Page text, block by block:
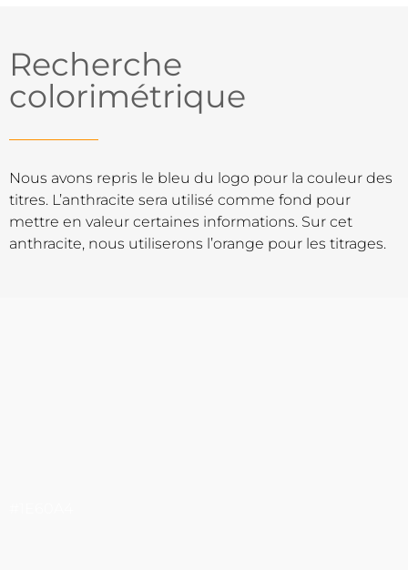
Recherche
colorimétrique
Nous avons repris le bleu du logo pour la couleur des
titres. L’anthracite sera utilisé comme fond pour
mettre en valeur certaines informations. Sur cet
anthracite, nous utiliserons l’orange pour les titrages.